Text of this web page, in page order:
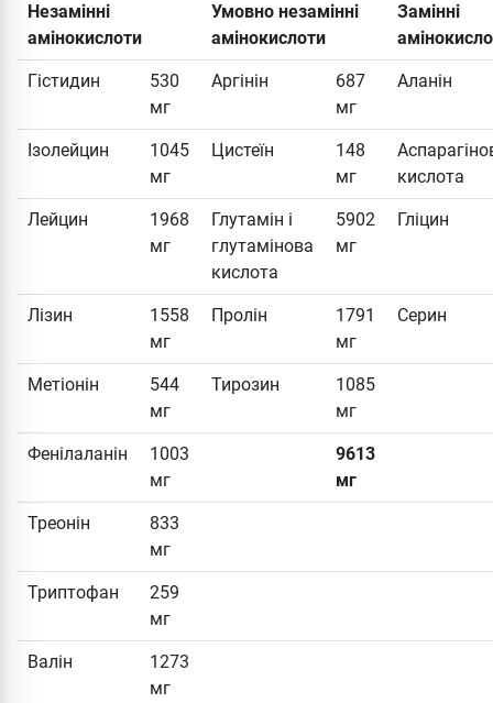
Незамінні
амінокислоти
Умовно незамінні
амінокислоти
Замінні
Гістидин
530
мг
Аргінін
687
мг
Аланін
Ізолейцин
1045
мг
Цистеїн
148
мг
кислота
Лейцин
1968
мг
Глутамін і
глутамінова
кислота
5902
мг
Гліцин
Лізин
1558
мг
Пролін
1791
мг
Серин
Метіонін
544
мг
Тирозин
1085
мг
Фенілаланін
1003
мг
9613
мг
Треонін
833
мг
Триптофан
259
мг
Валін
1273
мг